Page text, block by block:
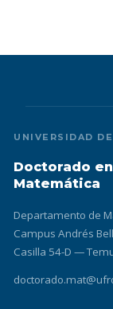
UNIVERSIDAD
Doctorado
Matemática
Departamento de
Campus Andrés
Casilla 54-D —